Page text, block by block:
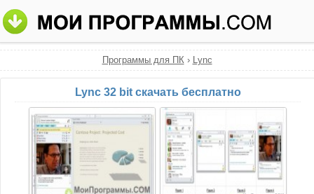
Программы для ПК› Lync
Lync 32 bit скачать бесплатно